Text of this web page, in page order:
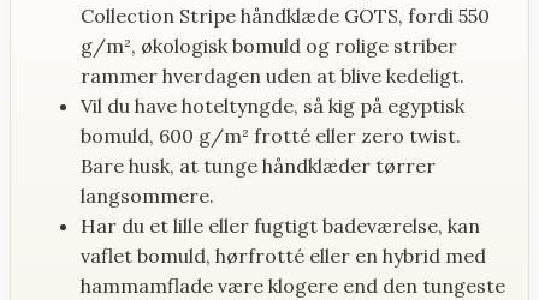
SUNDHED
Inflammation og led
Søvn og energi
Vitaminer og mineraler
Hjerne og fokus
Træning og performance
Mave og tarm
REJSER
Collection Stripe håndklæde GOTS, fordi 550
g/m², økologisk bomuld og rolige striber
rammer hverdagen uden at blive kedeligt.
Vil du have hoteltyngde, så kig på egyptisk
bomuld, 600 g/m² frotté eller zero twist.
Bare husk, at tunge håndklæder tørrer
langsommere.
Har du et lille eller fugtigt badeværelse, kan
vaflet bomuld, hørfrotté eller en hybrid med
hammamflade være klogere end den tungeste